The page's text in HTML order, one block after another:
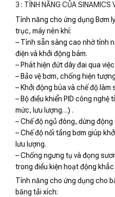
3 : TÍNH NĂNG CỦA SINAMICS
Tính năng cho ứng dụng Bơm
trục, máy nén khí:
– Tính sẵn sàng cao nhờ tính
điện và khởi động bám.
– Phát hiện đứt dây đai qua
– Bảo vệ bơm, chống hiện
– Khởi động búa và chế độ làm
– Bộ điều khiển PID công
mức, lưu lượng…) .
– Chế độ ngủ đông, dừng
– Chế độ nối tầng bơm giúp
lưu lượng.
– Chống ngưng tụ và đọng
trong điều kiện hoạt động khắc
Tính năng cho ứng dụng cho
băng tải xích: